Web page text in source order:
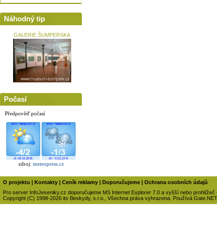
Náhodný tip
GALERIE ŠUMPERSKA
Počasí
Předpověď počasí
zdroj: meteopress.cz
O projektu Kontakty Ceník reklamy Doporučujeme
Ochrana osobních údajů
Pro server InfoJeseniky.cz doporučujeme MS Internet Explorer 7.0 a vyšší nebo prohlížeč
Copyright (C) 1998-2026 its Beskydy, s.r.o., Všechna práva vyhrazena. Používá